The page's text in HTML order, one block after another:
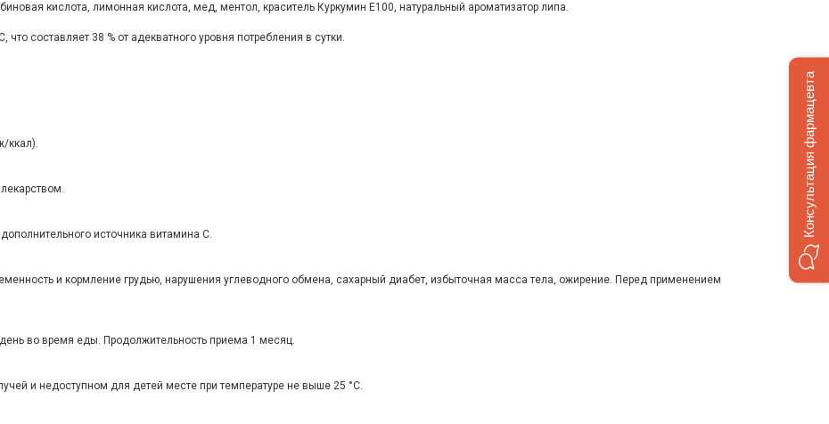
кислота, лимонная кислота, мед, ментол, краситель Куркумин Е100, натуральный ароматизатор липа.
составляет 38 % от адекватного уровня потребления в сутки.
ккал).
источника витамина С.
и кормление грудью, нарушения углеводного обмена, сахарный диабет, избыточная масса тела, ожирение. Перед применением
во время еды. Продолжительность приема 1 месяц.
и недоступном для детей месте при температуре не выше 25 °С.
Консультация фармацевта